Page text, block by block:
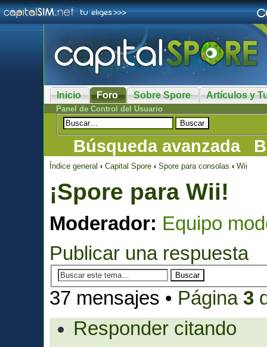
Inicio Foro Sobre Spore Artículos y
Panel de Control del Usuario
Búsqueda avanzada
Índice general ‹ Capital Spore ‹ Spore para consolas ‹ Wii
¡Spore para Wii!
Moderador: Equipo
Publicar una respuesta
37 mensajes • Página3
Responder citando